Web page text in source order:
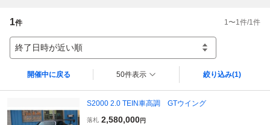
1件 1 〜1 件/1 件
終了日時が近い順
開催中に戻る 50件表示 絞り込み(1)
S2000 2.0 TEIN車高調 GTウイング
落札 2,580,000円